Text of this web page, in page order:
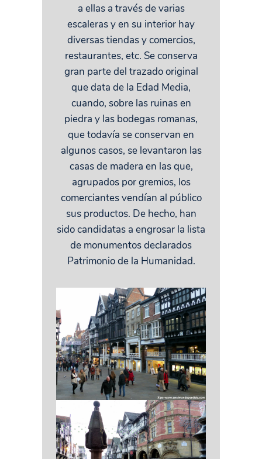
a ellas a través de varias
escaleras y en su interior hay
diversas tiendas y comercios,
restaurantes, etc. Se conserva
gran parte del trazado original
que data de la Edad Media,
cuando, sobre las ruinas en
piedra y las bodegas romanas,
que todavía se conservan en
algunos casos, se levantaron las
casas de madera en las que,
agrupados por gremios, los
comerciantes vendían al público
sus productos. De hecho, han
sido candidatas a engrosar la lista
de monumentos declarados
Patrimonio de la Humanidad.